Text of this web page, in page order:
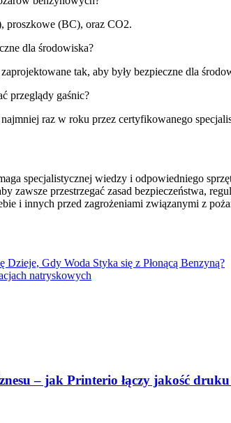
proszkowe (BC), oraz CO2.
dla środowiska?
tak, aby były bezpieczne dla
przeglądy gaśnic?
raz w roku przez certyfikowanego
specjalistycznej wiedzy i odpowiedniego
zawsze przestrzegać zasad bezpieczeństwa,
i innych przed zagrożeniami związanymi z
Dzieje, Gdy Woda Styka się z Płonącą Benzyną?
natryskowych
– jak Printerio łączy jakość